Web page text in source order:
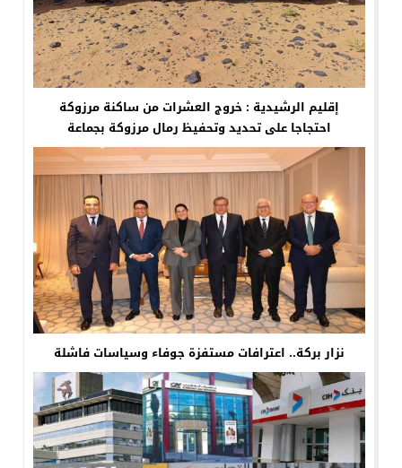
إقليم الرشيدية : خروج العشرات من ساكنة مرزوكة
احتجاجا على تحديد وتحفيظ رمال مرزوكة بجماعة
الطاوس (فيديو)
نزار بركة.. اعترافات مستفزة جوفاء وسياسات فاشلة